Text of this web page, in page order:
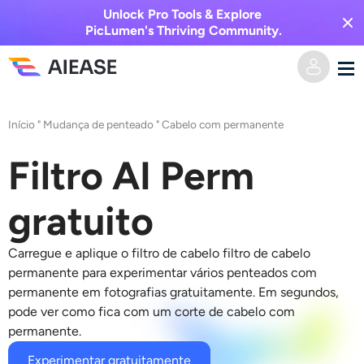
Unlock Pro Tools & Explore
PicLumen's Thriving Community.
Vídeo AI
Imagem para vídeo
Efeitos de vídeo
Gerador de beijo AI
Imagem AI
Imagem para imagem
Texto para Imagem
Ferramentas de IA
Editor e Criador de Fotos
Precificação
Início " Mudança de penteado "Cabelo com permanente
Filtro AI Perm
gratuito
Carregue e aplique o filtro de cabelo filtro de cabelo
permanente para experimentar vários penteados com
permanente em fotografias gratuitamente. Em segundos,
pode ver como fica com um corte de cabelo com
permanente.
Experimentar gratuitamente